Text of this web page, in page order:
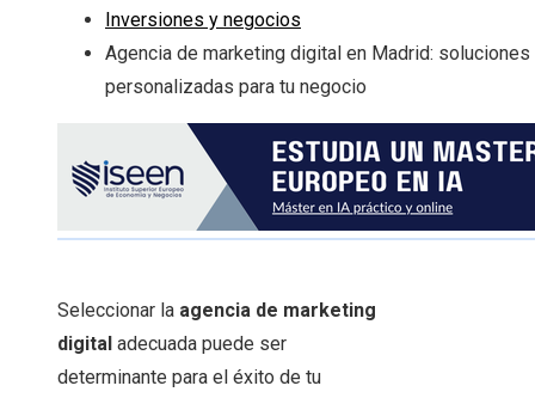
Inversiones y negocios
Agencia de marketing digital en Madrid: soluciones
personalizadas para tu negocio
Seleccionar la agencia de marketing
digital adecuada puede ser
determinante para el éxito de tu